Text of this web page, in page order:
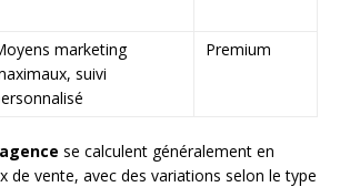
marketing
suivi
Premium
se calculent généralement en
de vente, avec des variations selon le type